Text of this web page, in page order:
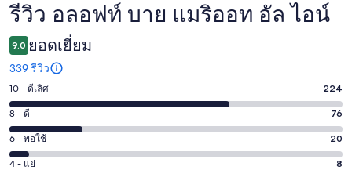
รีวิว
รีวิว อลอฟท์ บาย แมริออท อัล ไอน์
9.0 ยอดเยี่ยม
339 รีวิว
คะแนน
10
-
ดี
เลิศ
10 - ดีเลิศ 224
คะแนน
8
-
8 - ดี 76
คะแนน
6
6 - พอใช้ 20
คะแนน
4 - แย่ 8